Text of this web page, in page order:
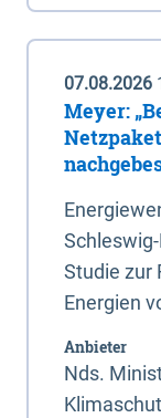
07.08.2026
Meyer:
Studie zur
Energien
Anbieter
Nds.